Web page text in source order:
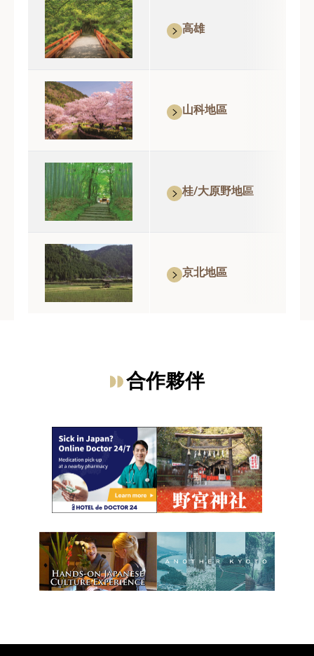
高雄
山科地區
桂/大原野地區
京北地區
合作夥伴